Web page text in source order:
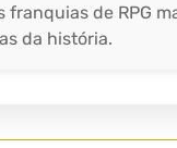
franquias de RPG
da história.